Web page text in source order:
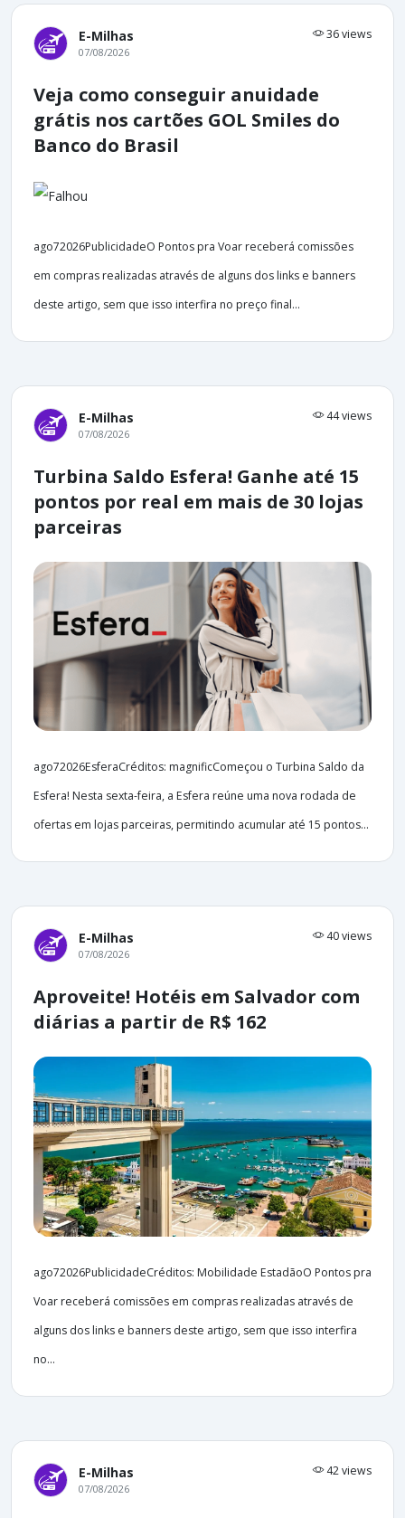
E-Milhas 36 views
07/08/2026
Veja como conseguir anuidade
grátis nos cartões GOL Smiles do
Banco do Brasil
ago72026PublicidadeO Pontos pra Voar receberá comissões
em compras realizadas através de alguns dos links e banners
deste artigo, sem que isso interfira no preço final...
E-Milhas 44 views
07/08/2026
Turbina Saldo Esfera! Ganhe até 15
pontos por real em mais de 30 lojas
parceiras
ago72026EsferaCréditos: magnificComeçou o Turbina Saldo da
Esfera! Nesta sexta-feira, a Esfera reúne uma nova rodada de
ofertas em lojas parceiras, permitindo acumular até 15 pontos...
E-Milhas 40 views
07/08/2026
Aproveite! Hotéis em Salvador com
diárias a partir de R$ 162
ago72026PublicidadeCréditos: Mobilidade EstadãoO Pontos pra
Voar receberá comissões em compras realizadas através de
alguns dos links e banners deste artigo, sem que isso interfira
no...
E-Milhas 42 views
07/08/2026